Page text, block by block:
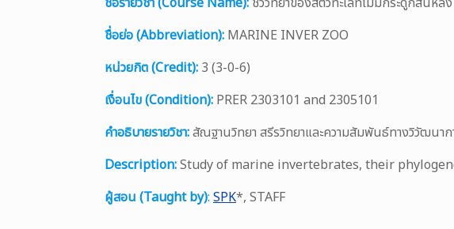
ชื่อย่อ (Abbreviation): MARINE INVER ZOO
หน่วยกิต (Credit): 3 (3-0-6)
เงื่อนไข (Condition): PRER 2303101 and 2305101
คำอธิบายรายวิชา:สัณฐานวิทยา สรีรวิทยาและความสัมพันธ์ทางวิวัฒนา
Description:Study of marine invertebrates, their
ผู้สอน (Taught by): SPK*, STAFF